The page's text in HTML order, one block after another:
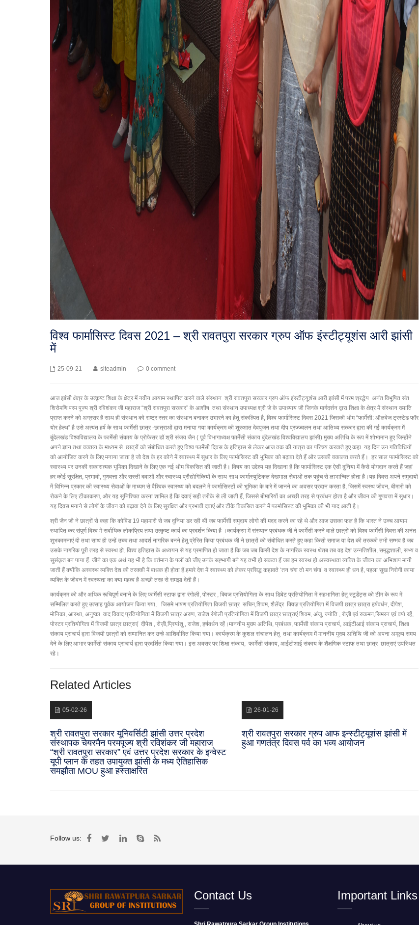
विश्व फार्मासिस्ट दिवस 2021 – श्री रावतपुरा सरकार ग्रुप ऑफ इंस्टीट्यूशंस आरी झांसी
में
25-09-21 siteadmin 0 comment
आज झांसी क्षेत्र के उत्कृष्ट शिक्षा के क्षेत्र में नवीन आयाम स्थापित करने वाले संस्थान श्री रावतपुरा सरकार ग्रुप ऑफ इंस्टीट्यूशंस आरी झांसी में परम श्रद्धेय अनंत विभूषित संत
शिरोमणि परम पूज्य श्री रविशंकर जी महाराज “श्री रावतपुरा सरकार” के आशीष तथा संस्थान उपाध्यक्ष श्री जे के उपाध्याय जी जिनके मार्गदर्शन द्वारा शिक्षा के क्षेत्र में संस्थान ख्याति
प्राप्त करने को अग्रसर है साथ ही संस्थान को राष्ट्र स्तर का संस्थान बनाकर उभारने का हेतु संकल्पित है, विश्व फार्मासिस्ट दिवस 2021 जिसकी थीम “फार्मेसी: ऑलवेज ट्रस्टेड फॉर
योर हेल्थ” है उसे अत्यंत हर्ष के साथ फार्मेसी छात्र -छात्राओं द्वारा मनाया गया कार्यक्रम की शुरुआत देवपुजन तथा दीप प्रज्ज्वलन तथा आतिथ्य सत्कार द्वारा की गई कार्यक्रम में
बुंदेलखंड विश्वविद्यालय के फार्मेसी संकाय के प्रोफेसर डॉ श्री संजय जैन ( पूर्व विभागाध्यक्ष फार्मेसी संकाय बुंदेलखंड विश्वविद्यालय झांसी) मुख्य अतिथि के रूप में शोभामान हुए जिन्होंने
अपने ज्ञान तथा वक्तव्य के माध्यम से छात्रों को संबोधित करते हुए विश्व फार्मेसी दिवस के इतिहास से लेकर आज तक की यात्रा का परिचय करवाते हुए कहा यह दिन उन गतिविधियों
को आयोजित करने के लिए मनाया जाता है जो देश के हर कोने में स्वास्थ्य में सुधार के लिए फार्मासिस्ट की भूमिका को बढ़ावा देते हैं और उसकी वकालत करते हैं। हर साल फार्मासिस्ट को
स्वास्थ्य पर उनकी सकारात्मक भूमिका दिखाने के लिए एक नई थीम विकसित की जाती है। विषय का उद्देश्य यह दिखाना है कि फार्मासिस्ट एक ऐसी दुनिया में कैसे योगदान करते हैं जहां
हर कोई सुरक्षित, प्रभावी, गुणवत्ता और सस्ती दवाओं और स्वास्थ्य प्रौद्योगिकियों के साथ-साथ फार्मास्युटिकल देखभाल सेवाओं तक पहुंच से लाभान्वित होता है।यह दिवस अपने समुदायों
में विभिन्न प्रकार की स्वास्थ्य सेवाओं के माध्यम से वैश्विक स्वास्थ्य को बदलने में फार्मासिस्टों की भूमिका के बारे में जानने का अवसर प्रदान करता है, जिसमें स्वस्थ जीवन, बीमारी को
रोकने के लिए टीकाकरण, और यह सुनिश्चित करना शामिल है कि दवाएं सही तरीके से ली जाती हैं, जिससे बीमारियों का अच्छी तरह से प्रबंधन होता है और जीवन की गुणवत्ता में सुधार।
यह दिवस मनाने से लोगों के जीवन को बढ़ावा देने के लिए सुरक्षित और प्रभावी दवाएं और टीके विकसित करने में फार्मासिस्ट की भूमिका की भी याद आती है।
श्री जैन जी ने छात्रों से कहा कि कोविड 19 महामारी से जब दुनिया डर रही थी जब फार्मेसी समुदाय लोगो की मदद करने का रहे थे और आज उसका फल है कि भारत ने उच्च आयाम
स्थापित कर संपूर्ण विश्व में सर्वाधिक लोकप्रिय तथा उत्कृष्ट कार्य का प्रदर्शन किया है ।कार्यक्रम में संस्थान प्रबंधक जी ने फार्मेसी करने वाले छात्रों को विश्व फार्मेसी दिवस की अनंत
शुभकामनाएं दी तथा साथ ही उन्हें उच्च तथा आदर्श नागरिक बनने हेतु प्रेरित किया प्रबंधक जी ने छात्रों को संबोधित करते हुए कहा किसी समाज या देश की तरक्की तभी सम्भव है जब
उसके नागरिक पूरी तरह से स्वस्थ हो. विश्व इतिहास के अध्ययन से यह प्रमाणित हो जाता है कि जब जब किसी देश के नागरिक स्वस्थ थेतब तब वह देश उन्नतिशील, समृद्धशाली, सभ्य व
सुसंकृत बन पाया हैं. जीने का एक अर्थ यह भी है कि वर्तमान के पलों को जीए उनके सह्भागी बने यह तभी हो सकता हैं जब हम स्वस्थ हो.अस्वस्थता व्यक्ति के जीवन का अभिशाप मानी
जाती हैं क्योंकि अस्वस्थ व्यक्ति देश की तरक्की में बाधक ही होता हैं.हमारे देश में स्वास्थ्य को लेकर प्रसिद्ध कहावते ‘तन चंगा तो मन चंगा’ व स्वास्थ्य ही धन है, पहला सुख निरोगी काया
व्यक्ति के जीवन में स्वस्थता का क्या महत्व है अच्छी तरह से समझा देती हैं।
कार्यक्रम को और अधिक रूचिपूर्ण बनाने के लिए फार्मेसी स्टाफ द्वारा रंगोली, पोस्टर , क्विज प्रतियोगिता के साथ डिबेट प्रतियोगिता में सहभागिता हेतु स्टूडेंट्स को टीम के रूप में
सम्मिलित करते हुए उत्साह पूर्वक आयोजन किया गया, जिसमे भाषण प्रतियोगिता विजयी छात्र सचिन,शिवम, शैलेंद्र क्विज़ प्रतियोगिता में विजयी छात्र छात्रा हर्षवर्धन, दीपेश,
मोनिका, आस्था, अनुष्का वाद विवाद प्रतियोगिता में विजयी छात्र अरुण, राजेश रंगोली प्रतियोगिता में विजयी छात्र छात्राएं शिवम, अंजू, ज्योति , रोज़ी एवं रुकमन,सिमरन एवं वर्षा रहें,
पोस्टर प्रतियोगिता में विजयी छात्र छात्राएं दीपेश , रोज़ी,प्रियांशु , राजेश, हर्षवर्धन रहें।माननीय मुख्य अतिथि, प्रबंधक, फार्मेसी संकाय प्राचार्य, आईटीआई संकाय प्राचार्य, शिक्षा
संकाय प्राचार्य द्वारा विजयी छात्रों को सम्मानित कर उन्हे आशिर्वादित किया गया। कार्यक्रम के कुशल संचालन हेतु तथा कार्यक्रम में माननीय मुख्य अतिथि जी को अपना अमूल्य समय
देने के लिए आभार फार्मेसी संकाय प्राचार्य द्वारा प्रदर्शित किया गया। इस अवसर पर शिक्षा संकाय, फार्मेसी संकाय, आईटीआई संकाय के शैक्षणिक स्टाफ तथा छात्र छात्राएं उपस्थित
रहे।
Related Articles
05-02-26
श्री रावतपुरा सरकार यूनिवर्सिटी झांसी उत्तर प्रदेश
संस्थापक चेयरमैन परमपूज्य श्री रविशंकर जी महाराज
“श्री रावतपुरा सरकार” एवं उत्तर प्रदेश सरकार के इन्वेस्ट
यूपी प्लान के तहत उपायुक्त झांसी के मध्य ऐतिहासिक
समझौता MOU हुआ हस्ताक्षरित
26-01-26
श्री रावतपुरा सरकार ग्रुप आफ इन्स्टीट्यूशंस झांसी में
हुआ गणतंत्र दिवस पर्व का भव्य आयोजन
Follow us:
Contact Us Important Links